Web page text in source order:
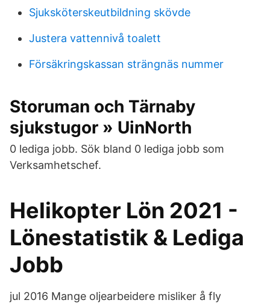
Sjuksköterskeutbildning skövde
Justera vattennivå toalett
Försäkringskassan strängnäs nummer
Storuman och Tärnaby
sjukstugor » UinNorth
0 lediga jobb. Sök bland 0 lediga jobb som
Verksamhetschef.
Helikopter Lön 2021 -
Lönestatistik & Lediga
Jobb
jul 2016 Mange oljearbeidere misliker å fly